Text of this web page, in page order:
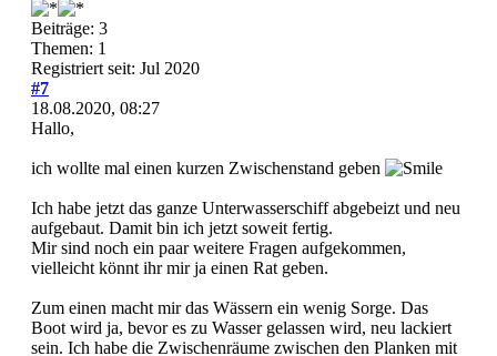
Beiträge: 3
Themen: 1
Registriert seit: Jul 2020
#7
18.08.2020, 08:27
Hallo,
ich wollte mal einen kurzen Zwischenstand geben
Ich habe jetzt das ganze Unterwasserschiff abgebeizt und neu
aufgebaut. Damit bin ich jetzt soweit fertig.
Mir sind noch ein paar weitere Fragen aufgekommen,
vielleicht könnt ihr mir ja einen Rat geben.
Zum einen macht mir das Wässern ein wenig Sorge. Das
Boot wird ja, bevor es zu Wasser gelassen wird, neu lackiert
sein. Ich habe die Zwischenräume zwischen den Planken mit